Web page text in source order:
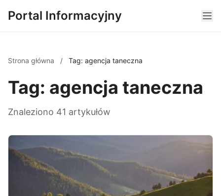
Portal Informacyjny
Strona główna / Tag: agencja taneczna
Tag: agencja taneczna
Znaleziono 41 artykułów